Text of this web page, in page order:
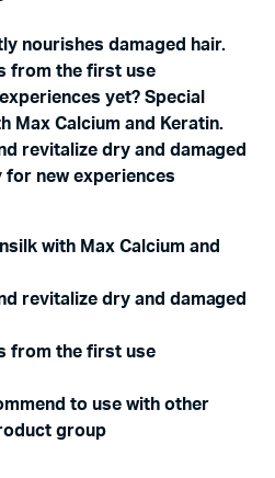
nourishes damaged hair.
from the first use
yet? Special
Max Calcium and Keratin.
revitalize dry and damaged
for new experiences
with Max Calcium and
revitalize dry and damaged
from the first use
to use with other
group